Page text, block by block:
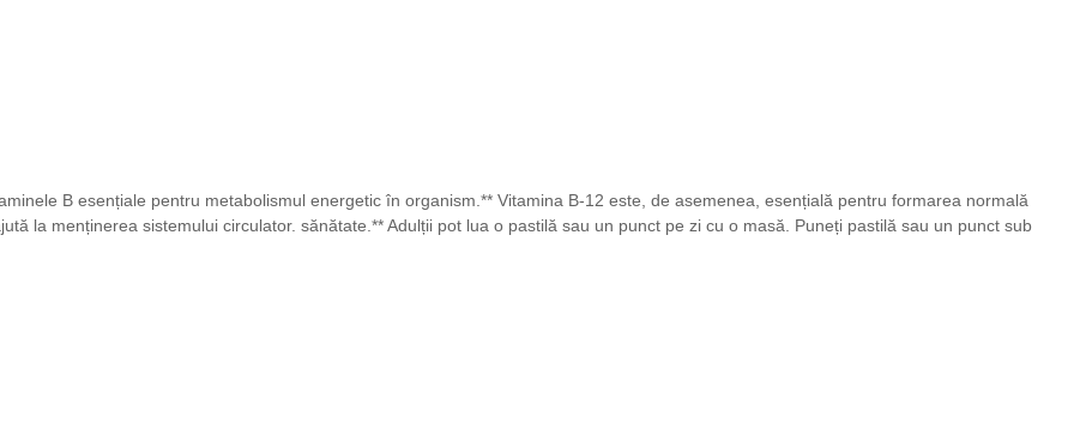
B esențiale pentru metabolismul energetic în organism.** Vitamina B-12 este, de asemenea, esențială pentru formarea normală
la menținerea sistemului circulator. sănătate.** Adulții pot lua o pastilă sau un punct pe zi cu o masă. Puneți pastilă sau un punct sub